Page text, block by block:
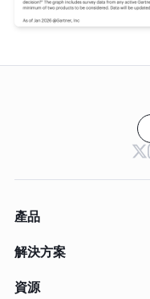
產品
解決方案
資源